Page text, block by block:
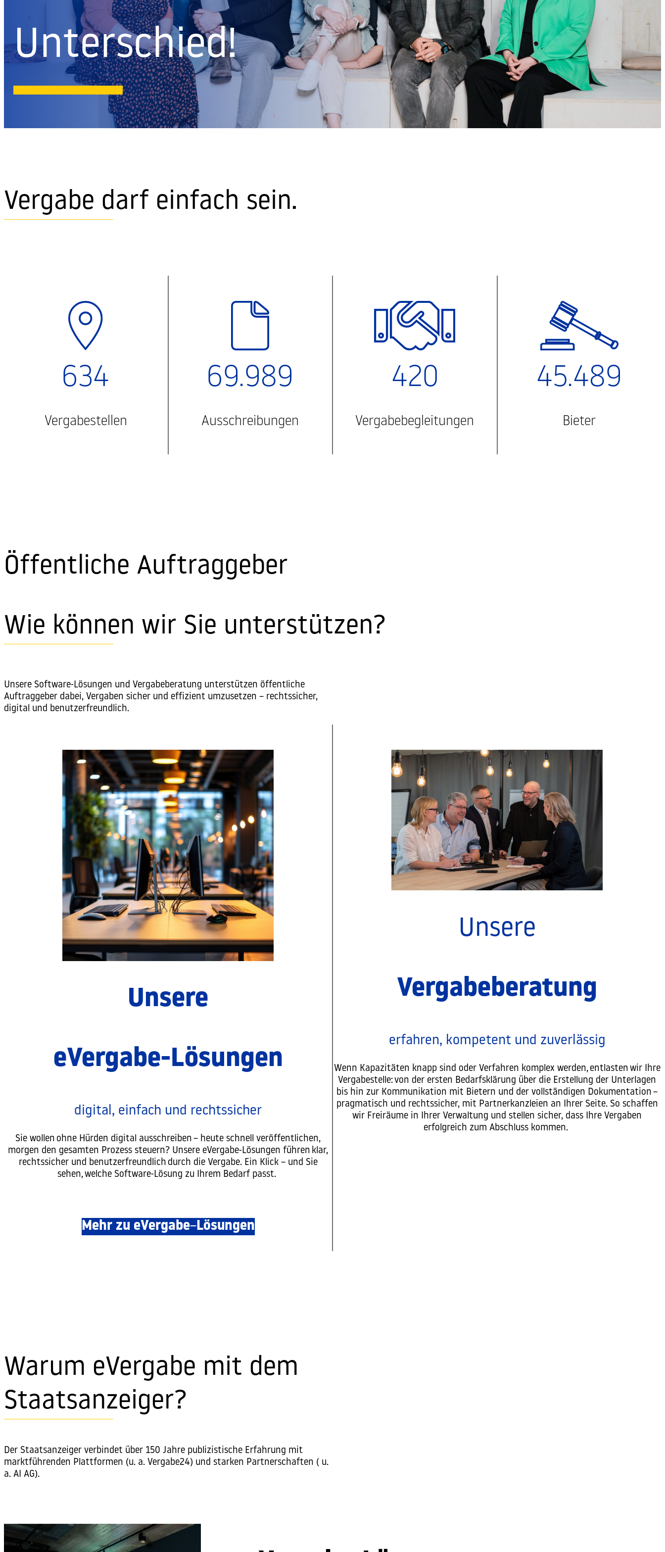
Unterschied!
Vergabe darf einfach sein.
634
Vergabestellen
69.989
Ausschreibungen
420
Vergabebegleitungen
45.489
Bieter
Öffentliche Auftraggeber
Wie können wir Sie unterstützen?
Unsere Software-Lösungen und Vergabeberatung unterstützen öffentliche
Auftraggeber dabei, Vergaben sicher und effizient umzusetzen – rechtssicher,
digital und benutzerfreundlich.
Unsere
eVergabe-Lösungen
digital, einfach und rechtssicher
Sie wollen ohne Hürden digital ausschreiben – heute schnell veröffentlichen,
morgen den gesamten Prozess steuern? Unsere eVergabe-Lösungen führen klar,
rechtssicher und benutzerfreundlich durch die Vergabe. Ein Klick – und Sie
sehen, welche Software-Lösung zu Ihrem Bedarf passt.
Mehr zu eVergabe–Lösungen
Unsere
Vergabeberatung
erfahren, kompetent und zuverlässig
Wenn Kapazitäten knapp sind oder Verfahren komplex werden, entlasten wir Ihre
Vergabestelle: von der ersten Bedarfsklärung über die Erstellung der Unterlagen
bis hin zur Kommunikation mit Bietern und der vollständigen Dokumentation –
pragmatisch und rechtssicher, mit Partnerkanzleien an Ihrer Seite. So schaffen
wir Freiräume in Ihrer Verwaltung und stellen sicher, dass Ihre Vergaben
erfolgreich zum Abschluss kommen.
Warum eVergabe mit dem
Staatsanzeiger?
Der Staatsanzeiger verbindet über 150 Jahre publizistische Erfahrung mit
marktführenden Plattformen (u. a. Vergabe24) und starken Partnerschaften ( u.
a. AI AG).